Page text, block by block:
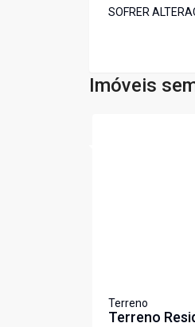
SOFRER
Imóveis
Terreno
Terreno